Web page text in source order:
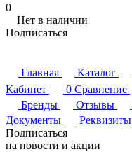
0
Нет в наличии
Подписаться
Главная Каталог
Кабинет
0 Сравнение
Бренды
Отзывы
Документы
Реквизиты
Подписаться
на новости и акции